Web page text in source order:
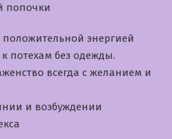
попочки
положительной энергией
потехам без одежды.
всегда с желанием и
и возбуждении